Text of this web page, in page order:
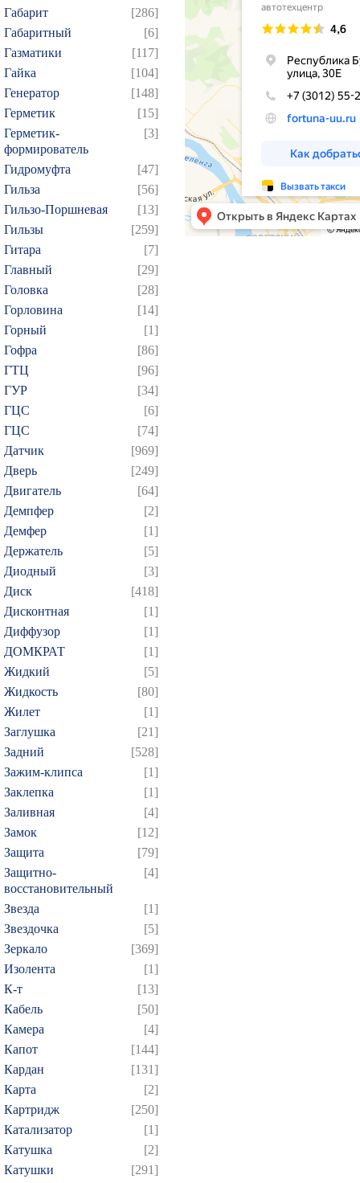
Габарит
[286]
Габаритный
[6]
Газматики
[117]
Гайка
[104]
Генератор
[148]
Герметик
[15]
Герметик-
формирователь
[3]
Гидромуфта
[47]
Гильза
[56]
Гильзо-Поршневая
[13]
Гильзы
[259]
Гитара
[7]
Главный
[29]
Головка
[28]
Горловина
[14]
Горный
[1]
Гофра
[86]
ГТЦ
[96]
ГУР
[34]
ГЦC
[6]
ГЦС
[74]
Датчик
[969]
Дверь
[249]
Двигатель
[64]
Демпфер
[2]
Демфер
[1]
Держатель
[5]
Диодный
[3]
Диск
[418]
Дисконтная
[1]
Диффузор
[1]
ДОМКРАТ
[1]
Жидкий
[5]
Жидкость
[80]
Жилет
[1]
Заглушка
[21]
Задний
[528]
Зажим-клипса
[1]
Заклепка
[1]
Заливная
[4]
Замок
[12]
Защита
[79]
Защитно-
восстановительный
[4]
Звезда
[1]
Звездочка
[5]
Зеркало
[369]
Изолента
[1]
К-т
[13]
Кабель
[50]
Камера
[4]
Капот
[144]
Кардан
[131]
Карта
[2]
Картридж
[250]
Катализатор
[1]
Катушка
[2]
Катушки
[291]